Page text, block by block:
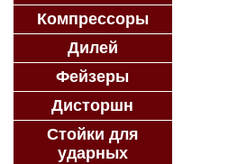
Компрессоры
Дилей
Фейзеры
Дисторшн
Стойки для
ударных